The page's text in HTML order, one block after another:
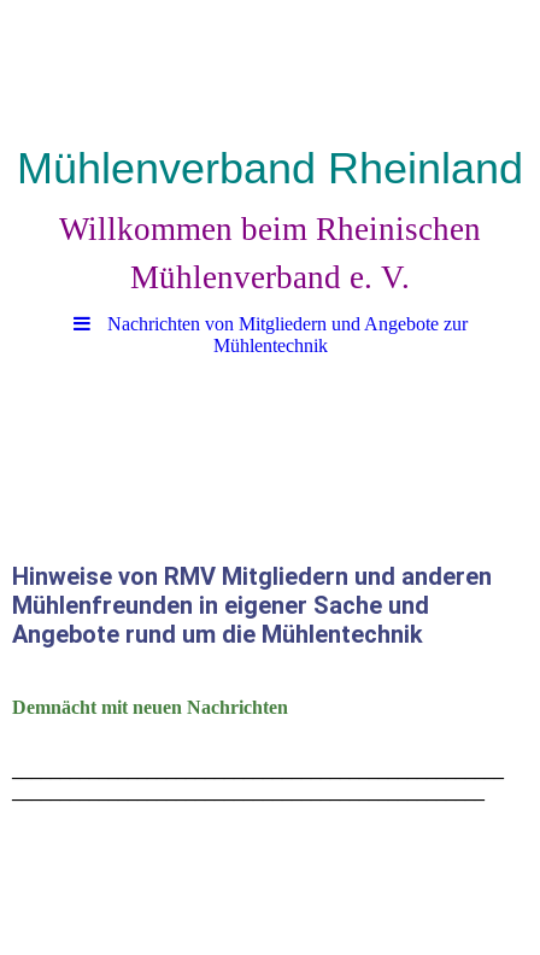
Mühlenverband Rheinland
Willkommen beim Rheinischen
Mühlenverband e. V.
Nachrichten von Mitgliedern und Angebote zur
Mühlentechnik
Hinweise von RMV Mitgliedern und anderen
Mühlenfreunden in eigener Sache und
Angebote rund um die Mühlentechnik
Demnächt mit neuen Nachrichten